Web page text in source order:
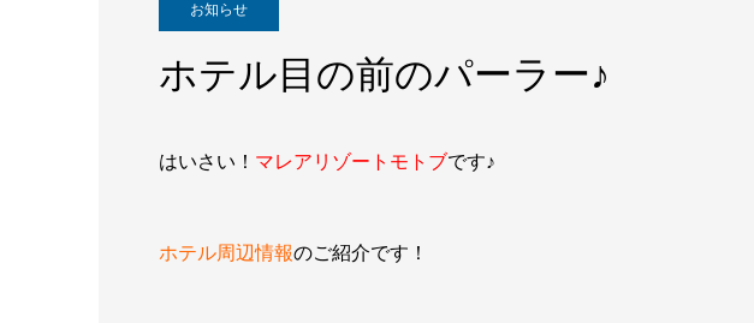
お知らせ
ホテル目の前のパーラー♪
はいさい！ マレアリゾートモトブです♪
ホテル周辺情報のご紹介です！